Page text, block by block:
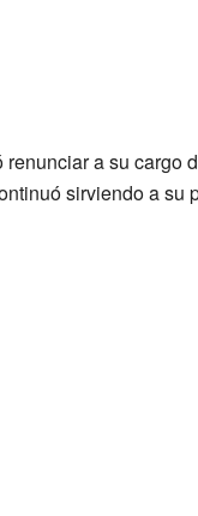
a su cargo
sirviendo a su